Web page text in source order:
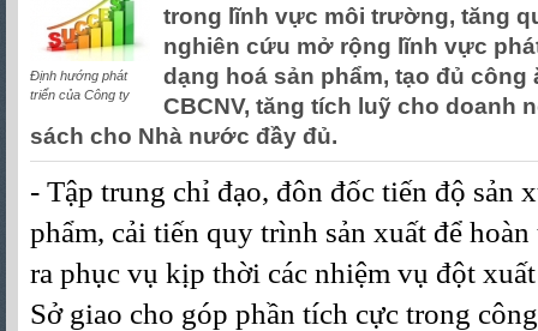
Định hướng phát
triển của Công ty
trong lĩnh vực môi trường, tăng
nghiên cứu mở rộng lĩnh vực
dạng hoá sản phẩm, tạo đủ công
CBCNV, tăng tích luỹ cho doanh
sách cho Nhà nước đầy đủ.
- Tập trung chỉ đạo, đôn đốc tiến độ sản
phẩm, cải tiến quy trình sản xuất để
ra phục vụ kịp thời các nhiệm vụ đột
Sở giao cho góp phần tích cực trong